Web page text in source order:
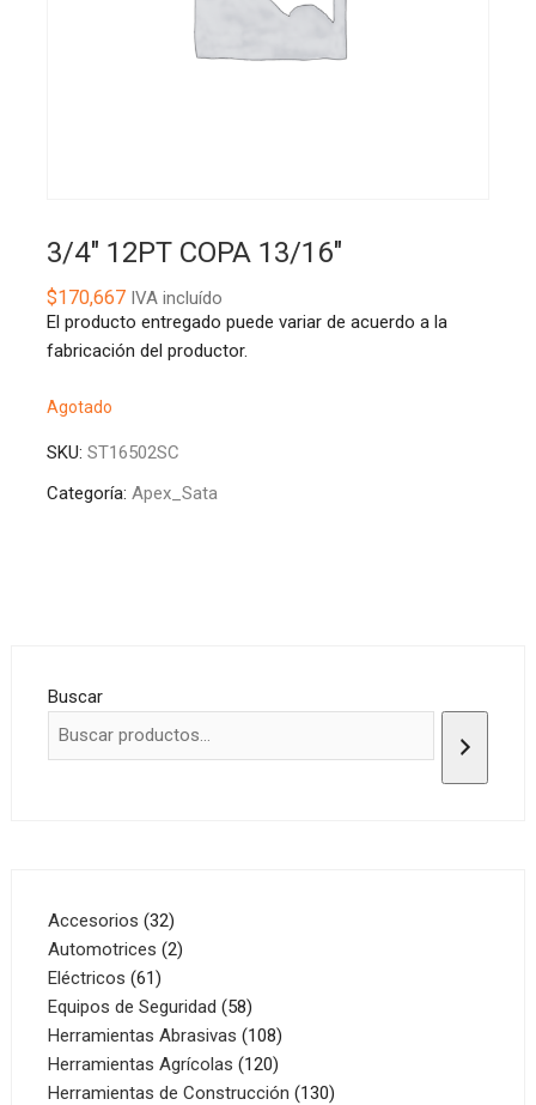
3/4″ 12PT COPA 13/16″
$170,667IVA incluído
El producto entregado puede variar de acuerdo a la
fabricación del productor.
Agotado
SKU: ST16502SC
Categoría: Apex_Sata
Buscar
Accesorios 3232
productos
Automotrices 22
Eléctricos 6161
productos
Equipos de Seguridad 5858
productos
Herramientas Abrasivas 108108
productos
Herramientas Agrícolas 120120
productos
Herramientas de Construcción 130130